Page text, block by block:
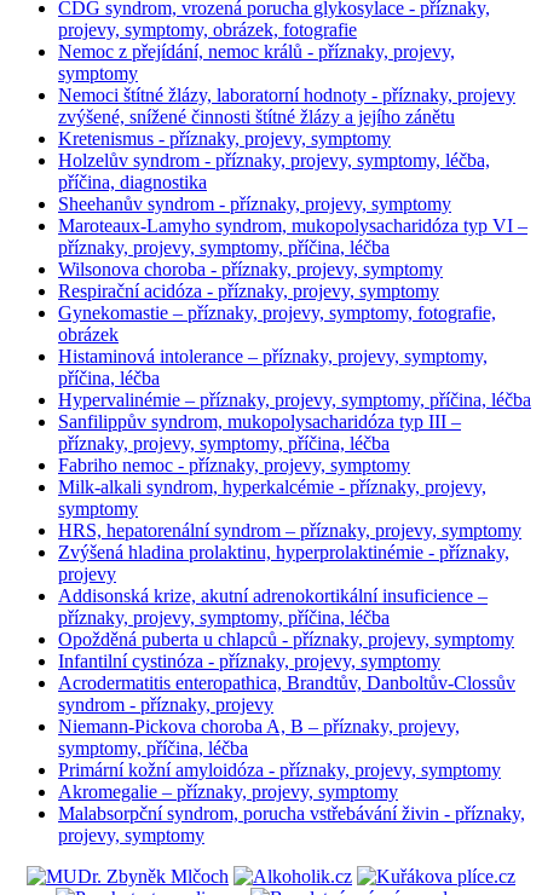
CDG syndrom, vrozená porucha glykosylace - příznaky,
projevy, symptomy, obrázek, fotografie
Nemoc z přejídání, nemoc králů - příznaky, projevy,
symptomy
Nemoci štítné žlázy, laboratorní hodnoty - příznaky, projevy
zvýšené, snížené činnosti štítné žlázy a jejího zánětu
Kretenismus - příznaky, projevy, symptomy
Holzelův syndrom - příznaky, projevy, symptomy, léčba,
příčina, diagnostika
Sheehanův syndrom - příznaky, projevy, symptomy
Maroteaux-Lamyho syndrom, mukopolysacharidóza typ VI –
příznaky, projevy, symptomy, příčina, léčba
Wilsonova choroba - příznaky, projevy, symptomy
Respirační acidóza - příznaky, projevy, symptomy
Gynekomastie – příznaky, projevy, symptomy, fotografie,
obrázek
Histaminová intolerance – příznaky, projevy, symptomy,
příčina, léčba
Hypervalinémie – příznaky, projevy, symptomy, příčina, léčba
Sanfilippův syndrom, mukopolysacharidóza typ III –
příznaky, projevy, symptomy, příčina, léčba
Fabriho nemoc - příznaky, projevy, symptomy
Milk-alkali syndrom, hyperkalcémie - příznaky, projevy,
symptomy
HRS, hepatorenální syndrom – příznaky, projevy, symptomy
Zvýšená hladina prolaktinu, hyperprolaktinémie - příznaky,
projevy
Addisonská krize, akutní adrenokortikální insuficience –
příznaky, projevy, symptomy, příčina, léčba
Opožděná puberta u chlapců - příznaky, projevy, symptomy
Infantilní cystinóza - příznaky, projevy, symptomy
Acrodermatitis enteropathica, Brandtův, Danboltův-Clossův
syndrom - příznaky, projevy
Niemann-Pickova choroba A, B – příznaky, projevy,
symptomy, příčina, léčba
Primární kožní amyloidóza - příznaky, projevy, symptomy
Akromegalie – příznaky, projevy, symptomy
Malabsorpční syndrom, porucha vstřebávání živin - příznaky,
projevy, symptomy